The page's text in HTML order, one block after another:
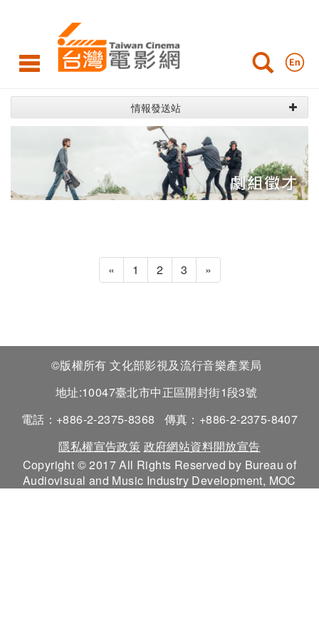
徵
才 情報發送站
« 1 2 3 »
©版權所有 文化部影視及流行音樂產業局
地址:10047臺北市中正區開封街1段3號
電話：+886-2-2375-8368
傳真：+886-2-2375-8407
隱私權宣告政策 政府網站資料開放宣告
Copyright © 2017 All Rights Reserved by Bureau of
Audiovisual and Music Industry Development, MOC